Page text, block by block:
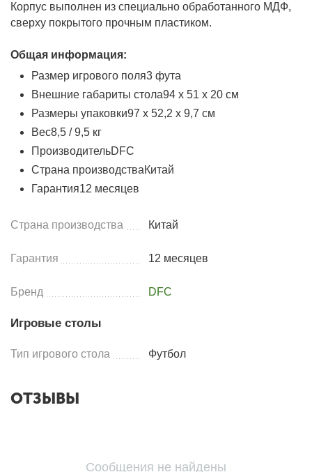
Корпус выполнен из специально обработанного МДФ,
сверху покрытого прочным пластиком.
Общая информация:
Размер игрового поля3 фута
Внешние габариты стола94 х 51 х 20 см
Размеры упаковки97 х 52,2 х 9,7 см
Вес8,5 / 9,5 кг
ПроизводительDFC
Страна производстваКитай
Гарантия12 месяцев
Страна производства Китай
Гарантия 12 месяцев
Бренд DFC
Игровые столы
Тип игрового стола Футбол
ОТЗЫВЫ
Сообщения не найдены